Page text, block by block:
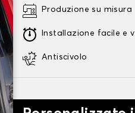
Produzione su misura
Installazione facile e
Antiscivolo